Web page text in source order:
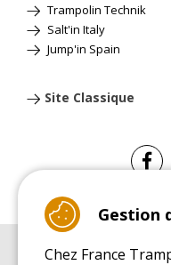
Trampolin Technik
Salt'in Italy
Jump'in Spain
Site Classique
Gestion
Chez France